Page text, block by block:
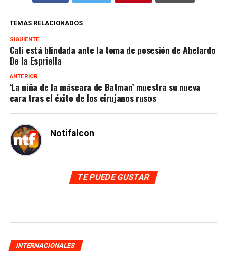
TEMAS RELACIONADOS
SIGUIENTE
Cali está blindada ante la toma de posesión de Abelardo
De la Espriella
ANTERIOR
‘La niña de la máscara de Batman’ muestra su nueva
cara tras el éxito de los cirujanos rusos
Notifalcon
TE PUEDE GUSTAR
INTERNACIONALES